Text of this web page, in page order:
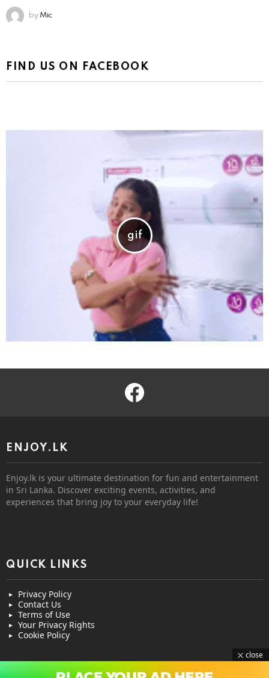
by Mic
FIND US ON FACEBOOK
facebook
ENJOY.LK
Enjoy.lk is your ultimate destination for fun and entertainment
in Sri Lanka. Discover exciting events, activities, and
experiences that bring joy to your everyday life!
QUICK LINKS
Privacy Policy
Contact Us
Terms of Use
Your Privacy Rights
Cookie Policy
close